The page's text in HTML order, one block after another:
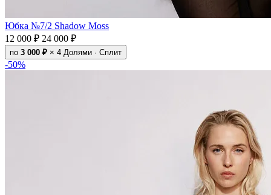
Юбка №7/2 Shadow Moss
12 000 ₽ 24 000 ₽
по 3 000 ₽ × 4 Долями · Сплит
-50%